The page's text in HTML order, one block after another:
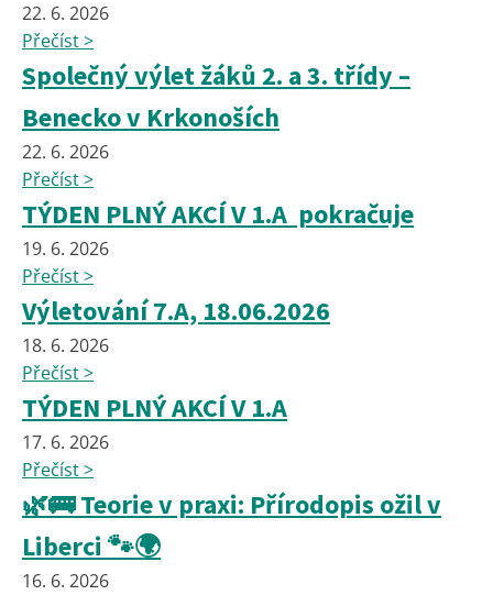
22. 6. 2026
Přečíst >
Společný výlet žáků 2. a 3. třídy –
Benecko v Krkonoších
22. 6. 2026
Přečíst >
TÝDEN PLNÝ AKCÍ V 1.A pokračuje
19. 6. 2026
Přečíst >
Výletování 7.A, 18.06.2026
18. 6. 2026
Přečíst >
TÝDEN PLNÝ AKCÍ V 1.A
17. 6. 2026
Přečíst >
🌿🚌 Teorie v praxi: Přírodopis ožil v
Liberci 🐾🌍
16. 6. 2026